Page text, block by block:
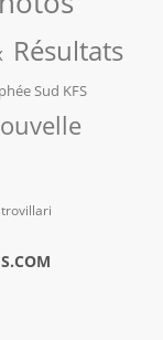
Résultats
Sud KFS